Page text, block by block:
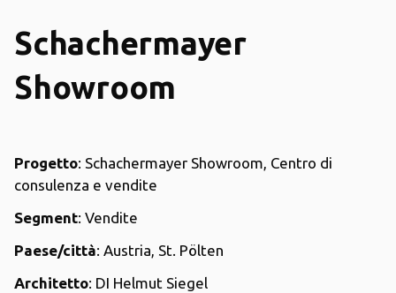
Schachermayer
Showroom
Progetto: Schachermayer Showroom, Centro di
consulenza e vendite
Segment: Vendite
Paese/città: Austria, St. Pölten
Architetto: DI Helmut Siegel